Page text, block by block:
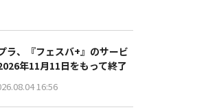
ラ、『フェスバ+』のサービ
年11月11日をもって終了
16:56